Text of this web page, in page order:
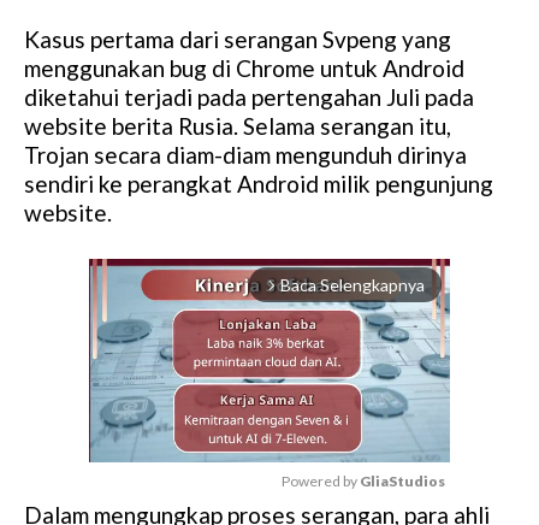
Kasus pertama dari serangan Svpeng yang
menggunakan bug di Chrome untuk Android
diketahui terjadi pada pertengahan Juli pada
website berita Rusia. Selama serangan itu,
Trojan secara diam-diam mengunduh dirinya
sendiri ke perangkat Android milik pengunjung
website.
arrow_forward_ios Baca Selengkapnya
Powered by GliaStudios
Dalam mengungkap proses serangan, para ahli